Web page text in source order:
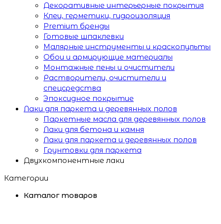
Декоративные интерьерные покрытия
Клеи, герметики, гидроизоляция
Premium бренды
Готовые шпаклевки
Малярные инструменты и краскопульты
Обои и армирующие материалы
Монтажные пены и очистители
Растворители, очистители и
спецсредства
Эпоксидное покрытие
Лаки для паркета и деревянных полов
Паркетные масла для деревянных полов
Лаки для бетона и камня
Лаки для паркета и деревянных полов
Грунтовки для паркета
Двухкомпонентные лаки
Категории
Каталог товаров